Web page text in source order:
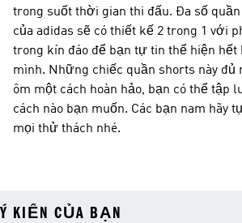
trong suốt thời gian thi đấu. Đa số
của adidas sẽ có thiết kế 2 trong 1 với
trong kín đáo để bạn tự tin thể hiện hết
mình. Những chiếc quần shorts này đủ
ôm một cách hoàn hảo, bạn có thể tập
cách nào bạn muốn. Các bạn nam hãy
mọi thử thách nhé.
Ý KIẾN CỦA BẠN